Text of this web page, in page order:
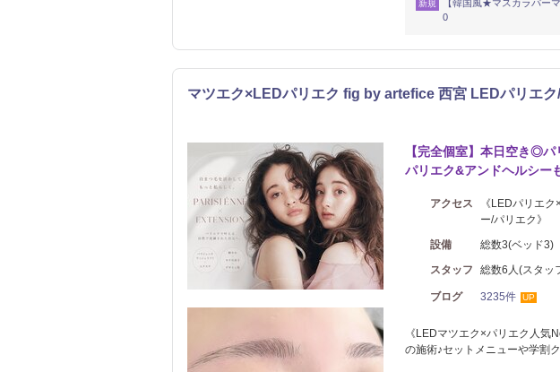
新規
【韓国風★マスカラパー
0
マツエク×LEDパリエク fig by artefice 西宮 LEDパリエク
【完全個室】本日空き◎
パリエク&アンドヘルシー
アクセス
《LEDパリエ
ー/パリエク》
設備
総数3(ベッド3)
スタッフ
総数6人(スタッ
ブログ 3235件 UP
《LEDマツエク×パリエク人
の施術♪セットメニューや学